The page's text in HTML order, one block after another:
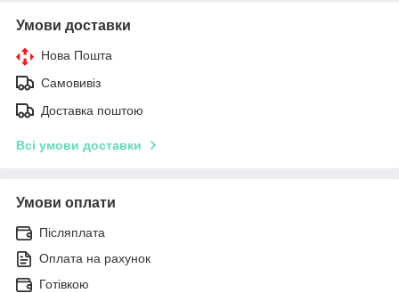
Умови доставки
Нова Пошта
Самовивіз
Доставка поштою
Всі умови доставки
Умови оплати
Післяплата
Оплата на рахунок
Готівкою